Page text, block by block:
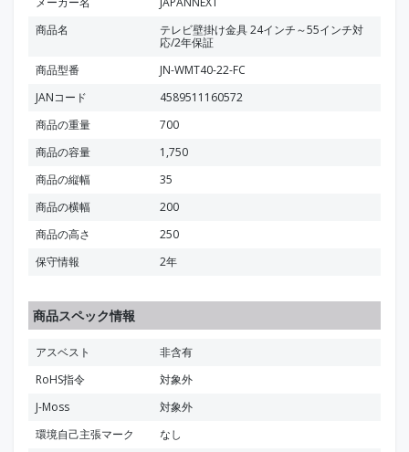
商品名
テレビ壁掛け金具 24インチ～55インチ対
応/2年保証
商品型番
JN-WMT40-22-FC
JANコード
4589511160572
商品の重量
700
商品の容量
1,750
商品の縦幅
35
商品の横幅
200
商品の高さ
250
保守情報
2年
商品スペック情報
アスベスト
非含有
RoHS指令
対象外
J-Moss
対象外
環境自己主張マーク
なし